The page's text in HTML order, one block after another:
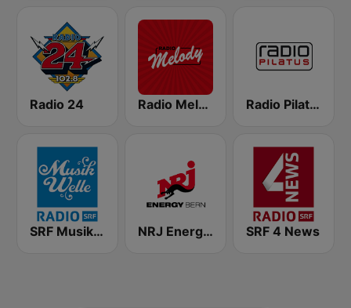
Radio 24 Radio Melody Schweiz Radio Pilatus
SRF Musikwelle NRJ Energy Bern SRF 4 News